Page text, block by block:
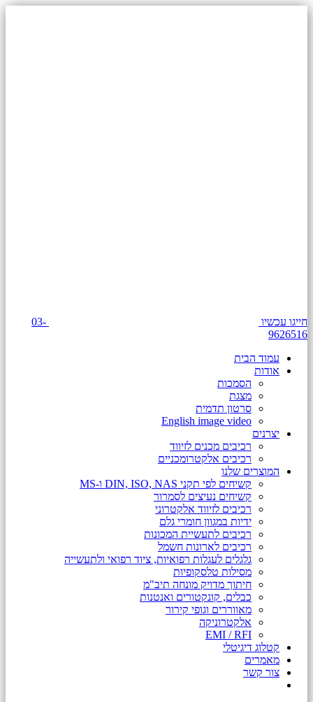
חייגו עכשיו
03-
9626516
עמוד הבית
אודות
הסמכות
מצגת
סרטון תדמית
English image video
יצרנים
רכיבים מכנים לזיווד
רכיבים אלקטרומכניים
המוצרים שלנו
קשיחים לפי תקני DIN, ISO, NAS ו-MS
קשיחים נעיצים לסמרור
רכיבים לזיווד אלקטרוני
ידיות במגוון חומרי גלם
רכיבים לתעשיית המכונות
רכיבים לארונות חשמל
גלגלים לעגלות רפואיות, ציוד רפואי ולתעשייה
מסילות טלסקופיות
חיתוך מדויק מונחה תיב"מ
כבלים, קונקטורים ואנטנות
מאווררים וגופי קירור
אלקטרוניקה
EMI / RFI
קטלוג דיגיטלי
מאמרים
צור קשר